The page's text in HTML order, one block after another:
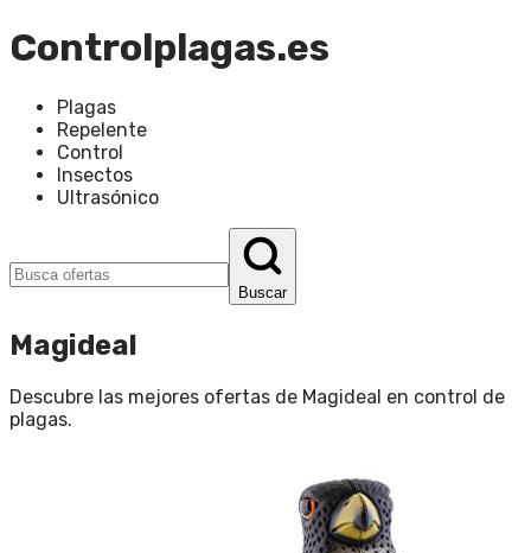
Controlplagas.es
Plagas
Repelente
Control
Insectos
Ultrasónico
Buscar
Magideal
Descubre las mejores ofertas de Magideal en control de
plagas.